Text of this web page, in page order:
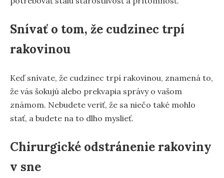
Snívať o tom, že cudzinec trpí
rakovinou
Keď snívate, že cudzinec trpí rakovinou, znamená to,
že vás šokujú alebo prekvapia správy o vašom
známom. Nebudete veriť, že sa niečo také mohlo
stať, a budete na to dlho myslieť.
Chirurgické odstránenie rakoviny
v sne